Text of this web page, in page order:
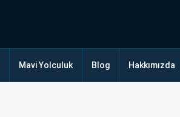
Mavi Yolculuk Blog Hakkımızda